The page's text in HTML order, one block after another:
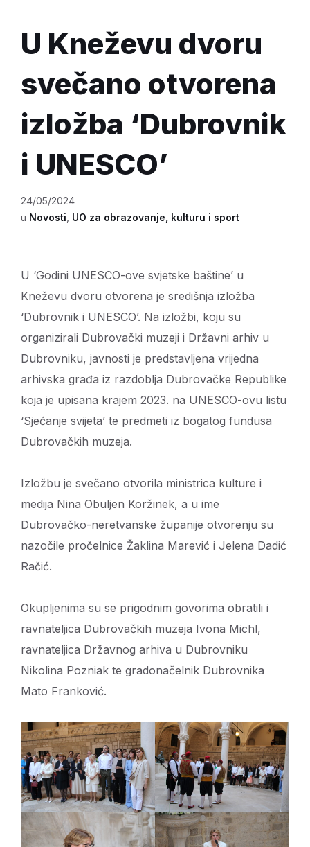
U Kneževu dvoru
svečano otvorena
izložba ‘Dubrovnik
i UNESCO’
24/05/2024
u Novosti UO za obrazovanje, kulturu i sport
U ‘Godini UNESCO-ove svjetske baštine’ u
Kneževu dvoru otvorena je središnja izložba
‘Dubrovnik i UNESCO’. Na izložbi, koju su
organizirali Dubrovački muzeji i Državni arhiv u
Dubrovniku, javnosti je predstavljena vrijedna
arhivska građa iz razdoblja Dubrovačke Republike
koja je upisana krajem 2023. na UNESCO-ovu listu
‘Sjećanje svijeta’ te predmeti iz bogatog fundusa
Dubrovačkih muzeja.
Izložbu je svečano otvorila ministrica kulture i
medija Nina Obuljen Koržinek, a u ime
Dubrovačko-neretvanske županije otvorenju su
nazočile pročelnice Žaklina Marević i Jelena Dadić
Račić.
Okupljenima su se prigodnim govorima obratili i
ravnateljica Dubrovačkih muzeja Ivona Michl,
ravnateljica Državnog arhiva u Dubrovniku
Nikolina Pozniak te gradonačelnik Dubrovnika
Mato Franković.